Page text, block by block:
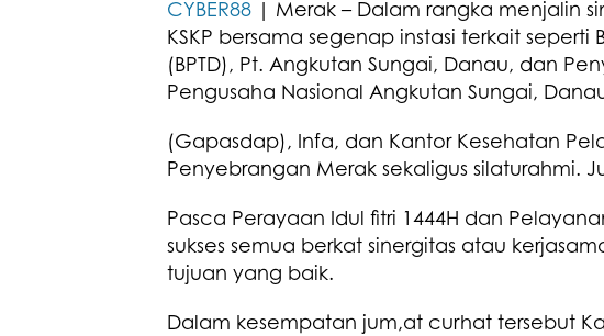
CYBER88 | Merak – Dalam rangka menjalin
KSKP bersama segenap instasi terkait
(BPTD), Pt. Angkutan Sungai, Danau, dan
Pengusaha Nasional Angkutan Sungai,
(Gapasdap), Infa, dan Kantor Kesehatan
Penyebrangan Merak sekaligus silaturahmi.
Pasca Perayaan Idul fitri 1444H dan
sukses semua berkat sinergitas atau
tujuan yang baik.
Dalam kesempatan jum,at curhat tersebut